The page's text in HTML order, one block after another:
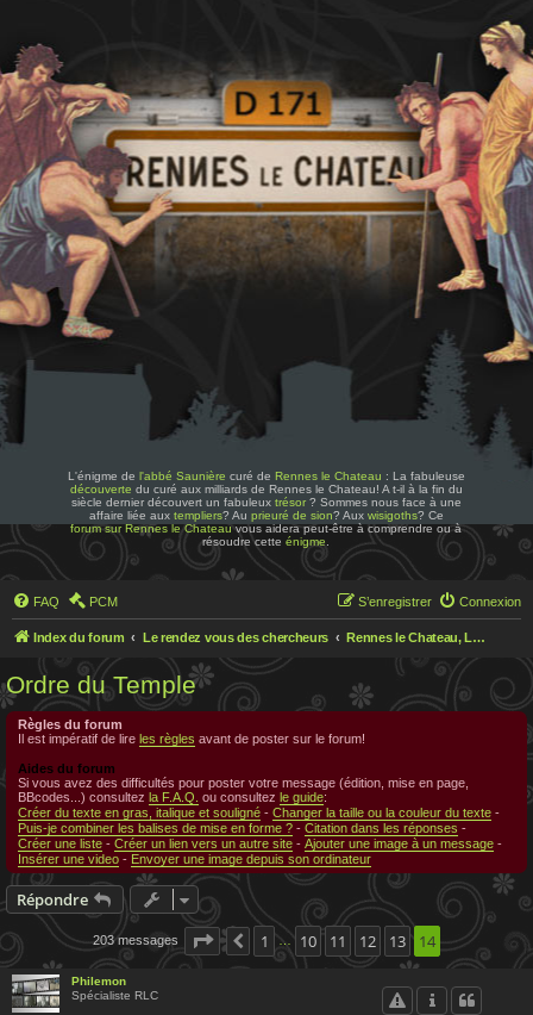
L'énigme de l'abbé Saunière curé de Rennes le Chateau : La fabuleuse
découverte du curé aux milliards de Rennes le Chateau! A t-il à la fin du
siècle dernier découvert un fabuleux trésor? Sommes nous face à une
affaire liée aux templiers? Au prieuré de sion? Aux wisigoths? Ce
forum sur Rennes le Chateauvous aidera peut-être à comprendre ou à
résoudre cetteénigme
FAQ PCM Connexion
S’enregistrer
Index du forum Le rendez vous des chercheurs Rennes le Chateau, Le rendez-vous des chercheurs
Ordre du Temple
Règles du forum
Il est impératif de lire les règles avant de poster sur le forum!
Aides du forum
Si vous avez des difficultés pour poster votre message (édition, mise en page,
BBcodes...) consultez la F.A.Q. ou consultez le guide:
Créer du texte en gras, italique et souligné - Changer la taille ou la couleur du texte -
Puis-je combiner les balises de mise en forme ? - Citation dans les réponses -
Créer une liste - Créer un lien vers un autre site - Ajouter une image à un message -
Insérer une video - Envoyer une image depuis son ordinateur
Répondre
203 messages Page 14 sur 14
Précédente
1 … 10 11 12 13 14
Philemon
Spécialiste RLC